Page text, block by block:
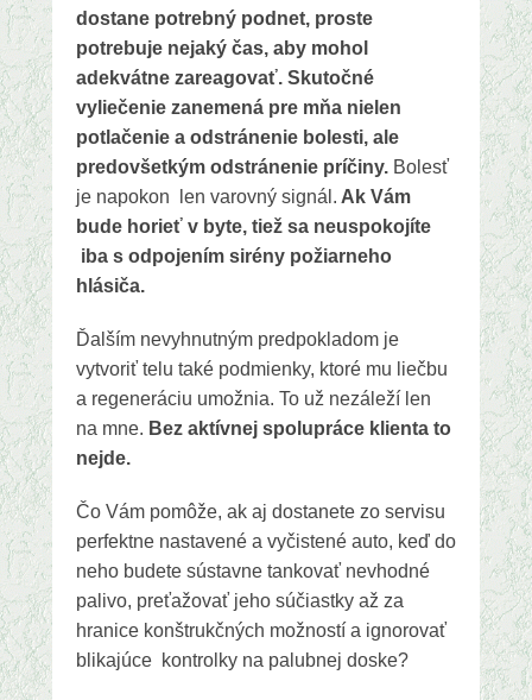
dostane potrebný podnet, proste
potrebuje nejaký čas, aby mohol
adekvátne zareagovať. Skutočné
vyliečenie zanemená pre mňa nielen
potlačenie a odstránenie bolesti, ale
predovšetkým odstránenie príčiny. Bolesť
je napokon len varovný signál. Ak Vám
bude horieť v byte, tiež sa neuspokojíte
iba s odpojením sirény požiarneho
hlásiča.
Ďalším nevyhnutným predpokladom je
vytvoriť telu také podmienky, ktoré mu liečbu
a regeneráciu umožnia. To už nezáleží len
na mne. Bez aktívnej spolupráce klienta to
nejde.
Čo Vám pomôže, ak aj dostanete zo servisu
perfektne nastavené a vyčistené auto, keď do
neho budete sústavne tankovať nevhodné
palivo, preťažovať jeho súčiastky až za
hranice konštrukčných možností a ignorovať
blikajúce kontrolky na palubnej doske?